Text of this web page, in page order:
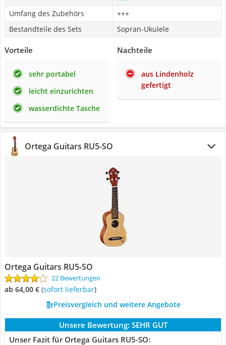
Umfang des Zubehörs
+++
Bestandteile des Sets
Sopran-Ukulele
Vorteile
sehr portabel
leicht einzurichten
wasserdichte Tasche
Nachteile
aus Lindenholz
gefertigt
Ortega Guitars RU5-SO
Ortega Guitars RU5-SO
22 Bewertungen
ab 64,00 € ( Sofort lieferbar)
Preisvergleich und weitere Angebote
Unsere Bewertung: SEHR GUT
Unser Fazit für Ortega Guitars RU5-SO: